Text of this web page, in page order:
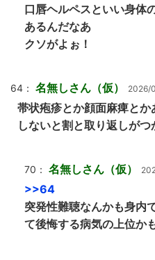
口唇ヘルペスといい身体
あるんだなあ
クソがよぉ！
64： 名無しさん（仮） 2026/
帯状疱疹とか顔面麻痺と
しないと割と取り返しが
70： 名無しさん（仮）
>>64
突発性難聴なんかも身内
て後悔する病気の上位か